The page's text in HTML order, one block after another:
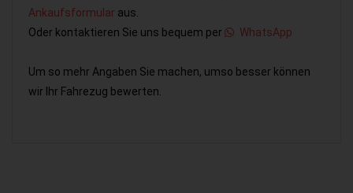
Ankaufsformular aus.
Oder kontaktieren Sie uns bequem per
WhatsApp
Um so mehr Angaben Sie machen, umso besser können
wir Ihr Fahrezug bewerten.